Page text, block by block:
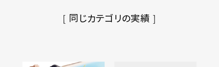
[ 同じカテゴリの実績 ]